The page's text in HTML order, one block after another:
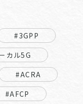
#3GPP
カル5G
#ACRA
#AFCP